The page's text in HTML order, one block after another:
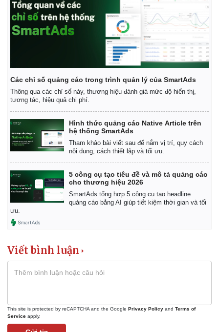
Các chỉ số quảng cáo trong trình quản lý của SmartAds
Thông qua các chỉ số này, thương hiệu đánh giá mức độ hiển thị,
tương tác, hiệu quả chi phí.
Hình thức quảng cáo Native Article trên
hệ thống SmartAds
Tham khảo bài viết sau để nắm vị trí, quy cách
nội dung, cách thiết lập và tối ưu.
5 công cụ tạo tiêu đề và mô tả quảng cáo
cho thương hiệu 2026
SmartAds tổng hợp 5 công cụ tạo headline
quảng cáo bằng AI giúp tiết kiệm thời gian và tối
ưu.
Viết bình luận
This site is protected by reCAPTCHA and the Google Privacy Policy and Terms of
Service apply.